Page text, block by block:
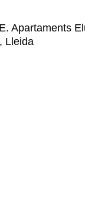
Apartaments
Lleida